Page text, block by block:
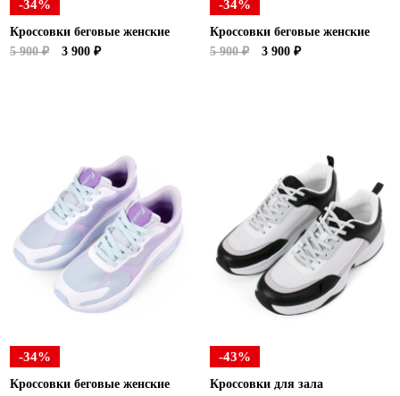
-34%
Кроссовки беговые женские
5 900 ₽
3 900 ₽
-34%
Кроссовки беговые женские
5 900 ₽
3 900 ₽
-34%
Кроссовки беговые женские
-43%
Кроссовки для зала